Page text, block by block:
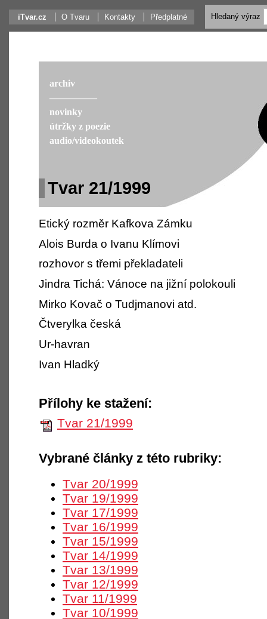
iTvar.cz O Tvaru Kontakty Předplatné
Tvar 21/1999
Etický rozměr Kafkova Zámku
Alois Burda o Ivanu Klímovi
rozhovor s třemi překladateli
Jindra Tichá: Vánoce na jižní polokouli
Mirko Kovač o Tudjmanovi atd.
Čtverylka česká
Ur-havran
Ivan Hladký
Přílohy ke stažení:
Tvar 21/1999
Vybrané články z této rubriky:
Tvar 20/1999
Tvar 19/1999
Tvar 17/1999
Tvar 16/1999
Tvar 15/1999
Tvar 14/1999
Tvar 13/1999
Tvar 12/1999
Tvar 11/1999
Tvar 10/1999
archiv
––––––––––
novinky
útržky z poezie
audio/videokoutek
Hledaný výraz